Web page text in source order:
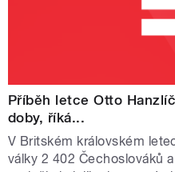
Příběh letce Otto
doby, říká...
V Britském královském
války 2 402 Čechoslováků